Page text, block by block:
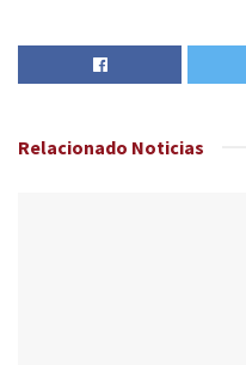
Relacionado Noticias